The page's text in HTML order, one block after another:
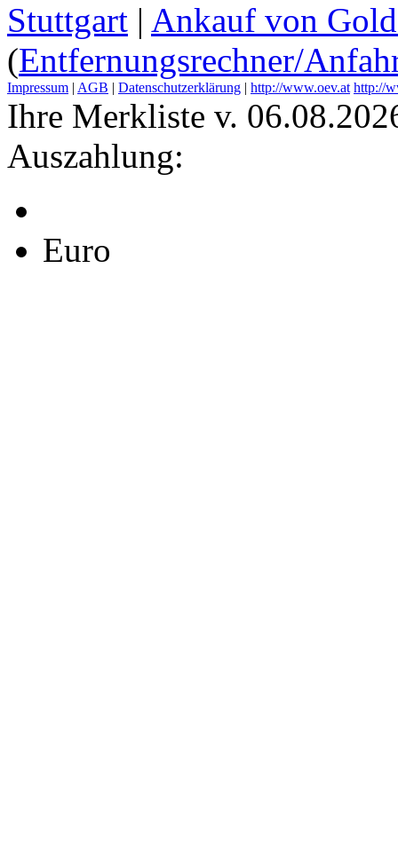
Stuttgart | Ankauf von
(Entfernungsrechner/
Impressum | AGB | Datenschutzerklärung | http://www.oev.at http://
Ihre Merkliste v.
Auszahlung:
Euro